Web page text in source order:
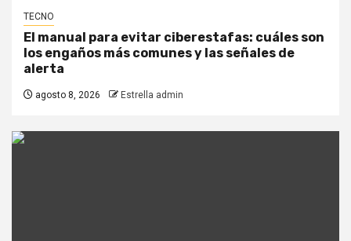
TECNO
El manual para evitar ciberestafas: cuáles son
los engaños más comunes y las señales de
alerta
agosto 8, 2026 Estrella admin